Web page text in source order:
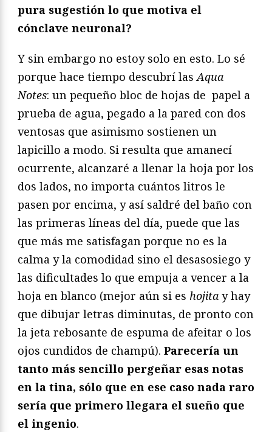
pura sugestión lo que motiva el
cónclave neuronal?
Y sin embargo no estoy solo en esto. Lo sé
porque hace tiempo descubrí lasAqua
Notes: un pequeño bloc de hojas de papel a
prueba de agua, pegado a la pared con dos
ventosas que asimismo sostienen un
lapicillo a modo. Si resulta que amanecí
ocurrente, alcanzaré a llenar la hoja por los
dos lados, no importa cuántos litros le
pasen por encima, y así saldré del baño con
las primeras líneas del día, puede que las
que más me satisfagan porque no es la
calma y la comodidad sino el desasosiego y
las dificultades lo que empuja a vencer a la
hoja en blanco (mejor aún si es hojita y hay
que dibujar letras diminutas, de pronto con
la jeta rebosante de espuma de afeitar o los
ojos cundidos de champú). Parecería un
tanto más sencillo pergeñar esas notas
en la tina, sólo que en ese caso nada raro
sería que primero llegara el sueño que
el ingenio.